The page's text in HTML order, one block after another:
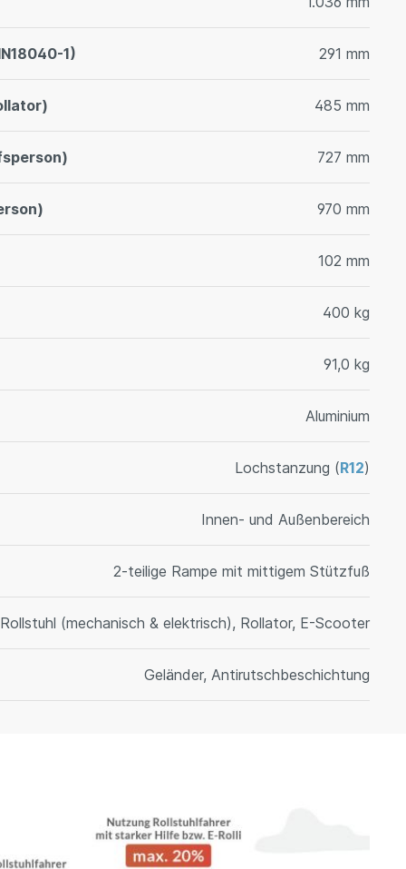
1) 291 mm
485 mm
727 mm
970 mm
102 mm
400 kg
91,0 kg
Aluminium
Lochstanzung (R12)
Innen- und Außenbereich
2-teilige Rampe mit mittigem Stützfuß
Rollstuhl (mechanisch & elektrisch), Rollator, E-Scooter
Geländer, Antirutschbeschichtung